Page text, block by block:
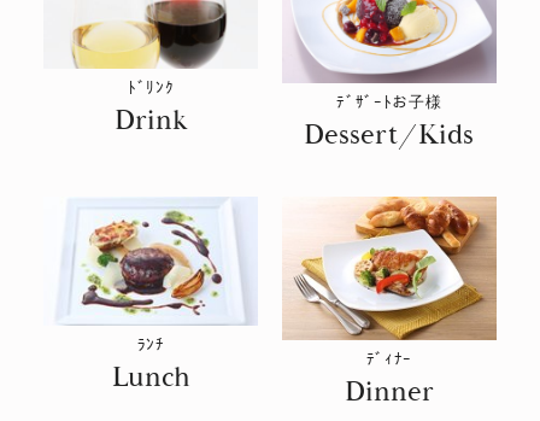
ﾄﾞﾘﾝｸ
Drink
ﾃﾞｻﾞｰﾄお子様
Dessert/Kids
ﾗﾝﾁ
Lunch
ﾃﾞｨﾅｰ
Dinner